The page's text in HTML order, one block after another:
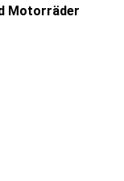
Motorräder